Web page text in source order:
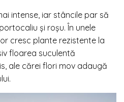
intense, iar stâncile par să
și roșu. În unele
cresc plante rezistente la
floarea suculentă
ale cărei flori mov adaugă